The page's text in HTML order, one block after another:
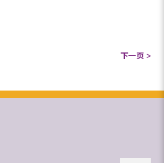
下一页 >